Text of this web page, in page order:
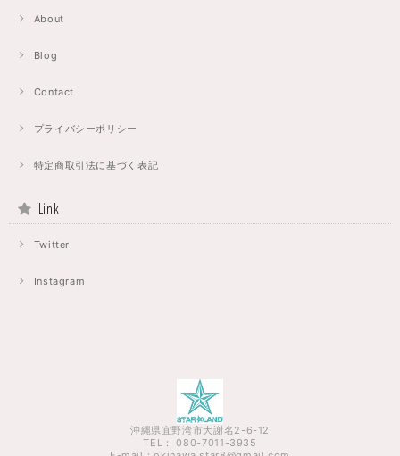
About
Blog
Contact
プライバシーポリシー
特定商取引法に基づく表記
Link
Twitter
Instagram
沖縄県宜野湾市大謝名2-6-12
TEL： 080-7011-3935